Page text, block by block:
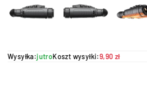
Wysyłka:jutroKoszt wysyłki:9,90 zł